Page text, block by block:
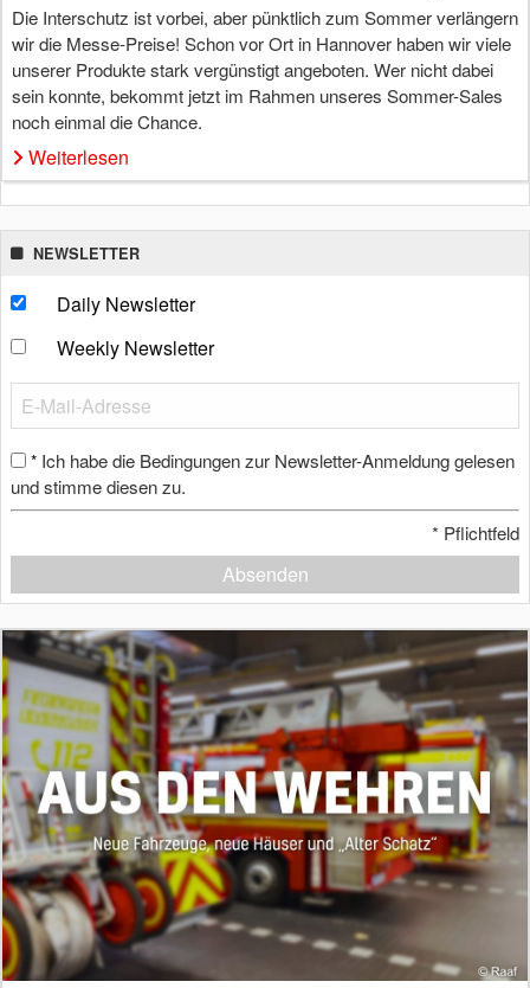
Die Interschutz ist vorbei, aber pünktlich zum Sommer verlängern
wir die Messe-Preise! Schon vor Ort in Hannover haben wir viele
unserer Produkte stark vergünstigt angeboten. Wer nicht dabei
sein konnte, bekommt jetzt im Rahmen unseres Sommer-Sales
noch einmal die Chance.
Weiterlesen
NEWSLETTER
Daily Newsletter
Weekly Newsletter
* Ich habe die Bedingungen zur Newsletter-Anmeldung gelesen
und stimme diesen zu.
* Pflichtfeld
Absenden